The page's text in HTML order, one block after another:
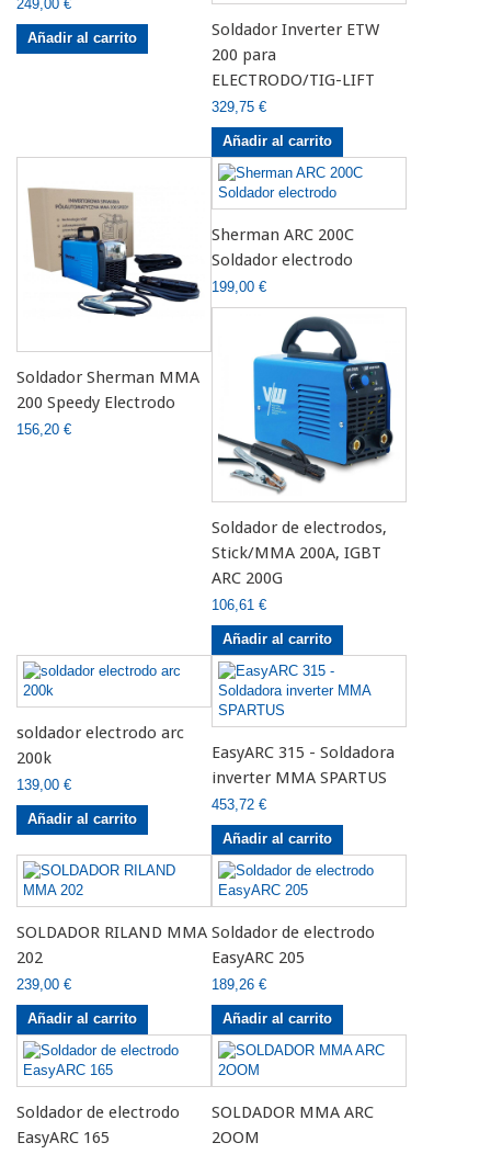
249,00 €
Añadir al carrito
Soldador Inverter ETW
200 para
ELECTRODO/TIG-LIFT
329,75 €
Añadir al carrito
Soldador Sherman MMA
200 Speedy Electrodo
156,20 €
Sherman ARC 200C
Soldador electrodo
199,00 €
Soldador de electrodos,
Stick/MMA 200A, IGBT
ARC 200G
106,61 €
Añadir al carrito
soldador electrodo arc
200k
139,00 €
Añadir al carrito
EasyARC 315 - Soldadora
inverter MMA SPARTUS
453,72 €
Añadir al carrito
SOLDADOR RILAND MMA
202
239,00 €
Añadir al carrito
Soldador de electrodo
EasyARC 205
189,26 €
Añadir al carrito
Soldador de electrodo
EasyARC 165
SOLDADOR MMA ARC
2OOM